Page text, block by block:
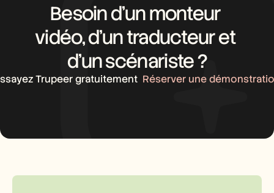
Besoin d’un monteur
vidéo, d’un traducteur et
d’un scénariste ?
Trupeer gratuitement Réserver une